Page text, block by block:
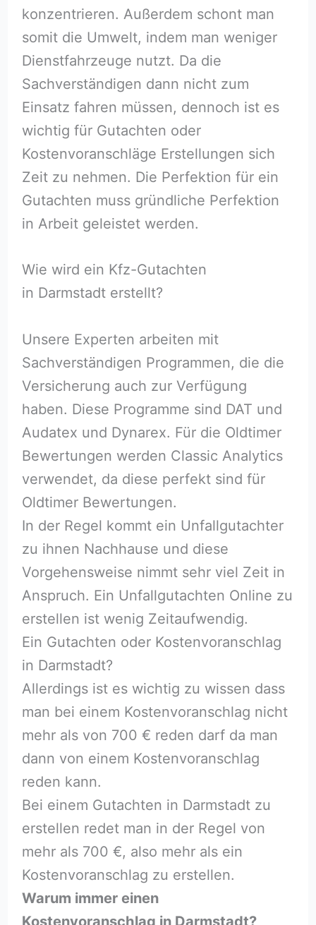
konzentrieren. Außerdem schont man
somit die Umwelt, indem man weniger
Dienstfahrzeuge nutzt. Da die
Sachverständigen dann nicht zum
Einsatz fahren müssen, dennoch ist es
wichtig für Gutachten oder
Kostenvoranschläge Erstellungen sich
Zeit zu nehmen. Die Perfektion für ein
Gutachten muss gründliche Perfektion
in Arbeit geleistet werden.
Wie wird ein Kfz-Gutachten
in Darmstadt erstellt?
Unsere Experten arbeiten mit
Sachverständigen Programmen, die die
Versicherung auch zur Verfügung
haben. Diese Programme sind DAT und
Audatex und Dynarex. Für die Oldtimer
Bewertungen werden Classic Analytics
verwendet, da diese perfekt sind für
Oldtimer Bewertungen.
In der Regel kommt ein Unfallgutachter
zu ihnen Nachhause und diese
Vorgehensweise nimmt sehr viel Zeit in
Anspruch. Ein Unfallgutachten Online zu
erstellen ist wenig Zeitaufwendig.
Ein Gutachten oder Kostenvoranschlag
in Darmstadt?
Allerdings ist es wichtig zu wissen dass
man bei einem Kostenvoranschlag nicht
mehr als von 700 € reden darf da man
dann von einem Kostenvoranschlag
reden kann.
Bei einem Gutachten in Darmstadt zu
erstellen redet man in der Regel von
mehr als 700 €, also mehr als ein
Kostenvoranschlag zu erstellen.
Warum immer einen
Kostenvoranschlag in Darmstadt?